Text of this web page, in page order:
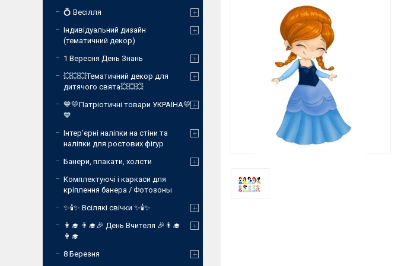
💍 Весілля
Індивідуальний дизайн
(тематичний декор)
1 Вересня День Знань
💥💥💥Тематичний декор для
дитячого свята💥💥💥
💙💛Патріотичні товари УКРАЇНА💛
💙
Інтер’єрні наліпки на стіни та
наліпки для ростових фігур
Банери, плакати, холсти
Комплектуючі і каркаси для
кріплення банера / Фотозоны
✨🕯️✨ Всілякі свічки ✨🕯️✨
👩‍🎓 👨‍🎓🎉 День Вчителя 🎉👨‍🎓
👩‍🎓
8 Березня